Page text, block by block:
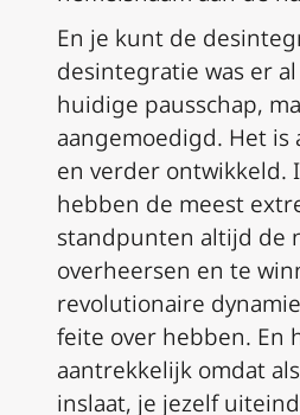
En je kunt de
desintegratie was er
huidige pausschap,
aangemoedigd. Het is
en verder ontwikkeld.
hebben de meest
standpunten altijd de
overheersen en te
revolutionaire
feite over hebben. En
aantrekkelijk omdat
inslaat, je jezelf